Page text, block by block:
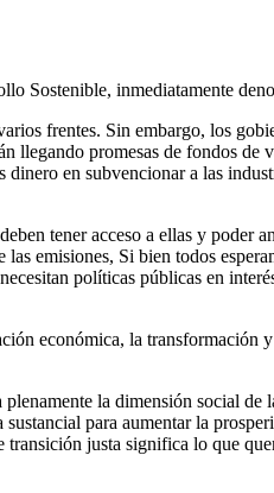
Sostenible, inmediatamente
frentes. Sin embargo, los
llegando promesas de fondos de
en subvencionar a las
tener acceso a ellas y poder
emisiones, Si bien todos
políticas públicas en
económica, la transformación
plenamente la dimensión social
para aumentar la
justa significa lo que